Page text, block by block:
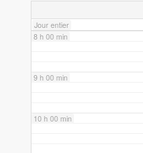
Jour entier
8 h 00 min
9 h 00 min
10 h 00 min